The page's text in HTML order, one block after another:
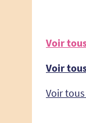
Voir
Voir
Voir